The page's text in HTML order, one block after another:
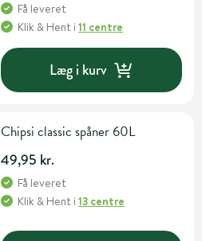
Få leveret
Klik & Hent i11 centre
Læg i kurv
Chipsi classic spåner 60L
49,95 kr.
Få leveret
Klik & Hent i13 centre